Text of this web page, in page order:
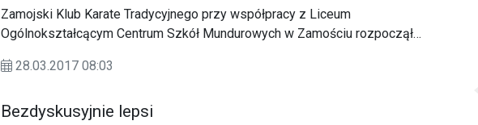
Zamojski Klub Karate Tradycyjnego przy współpracy z Liceum
Ogólnokształcącym Centrum Szkół Mundurowych w Zamościu rozpoczął
28.03.2017 08:03
Bezdyskusyjnie lepsi